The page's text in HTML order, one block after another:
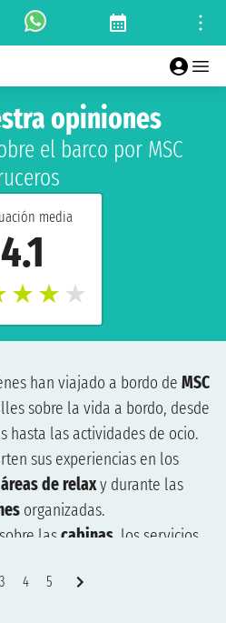
media
4.1
★ ★ ★
opiniones
el barco por MSC
han viajado a bordo de MSC
sobre la vida a bordo, desde
hasta las actividades de ocio.
sus experiencias en los
áreas de relaxy durante las
organizadas.
lascabinas , los servicios
el crucero.
3 4 5